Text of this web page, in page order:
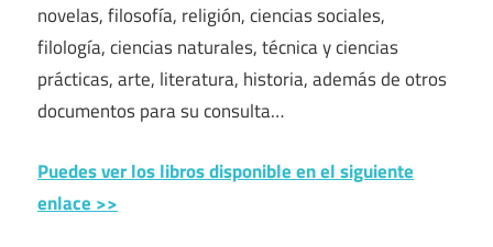
novelas, filosofía, religión, ciencias sociales,
filología, ciencias naturales, técnica y ciencias
prácticas, arte, literatura, historia, además de otros
documentos para su consulta…
Puedes ver los libros disponible en el siguiente
enlace >>